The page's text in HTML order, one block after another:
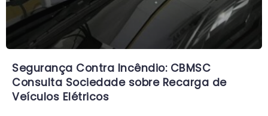
Segurança Contra Incêndio: CBMSC
Consulta Sociedade sobre Recarga de
Veículos Elétricos